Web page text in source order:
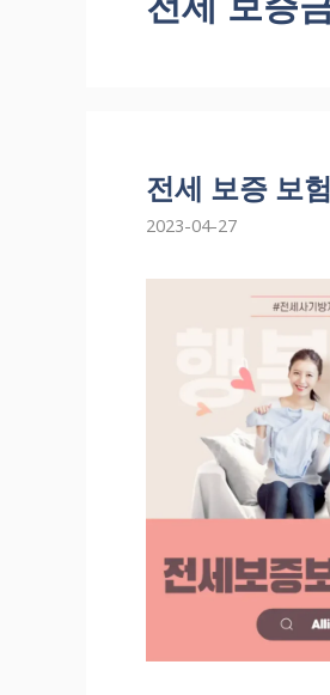
전세 보증 보
2023-04-27